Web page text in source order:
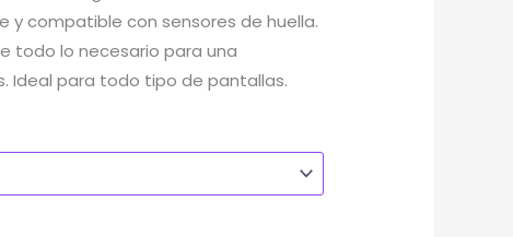
y compatible con sensores de huella.
todo lo necesario para una
Ideal para todo tipo de pantallas.